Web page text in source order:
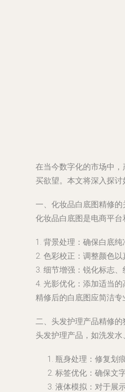
在当今数字化的市场中
买欲望。本文将深入探讨
一、化妆品白底图精修的
化妆品白底图是电商平
1. 背景处理：确保白底
2. 色彩校正：调整颜色
3. 细节增强：锐化标志、
4. 光影优化：添加适当
精修后的白底图应简洁专
二、头发护理产品精修的
头发护理产品，如洗发
瓶身处理：修复划
标签优化：确保文
液体模拟：对于展